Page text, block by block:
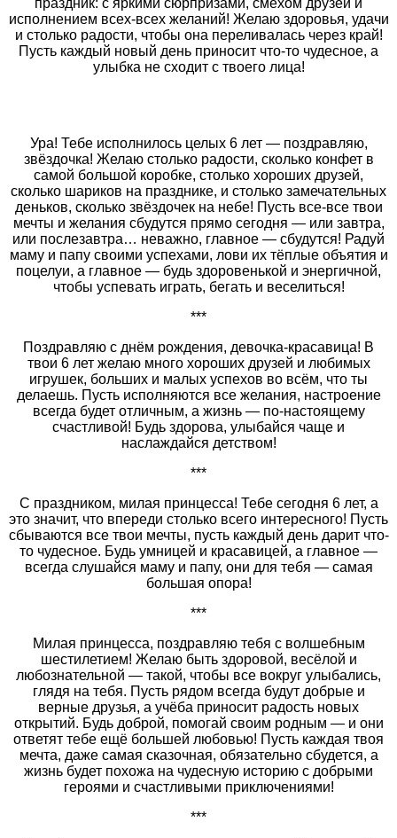
исполнением всех-всех желаний! Желаю здоровья, удачи
и столько радости, чтобы она переливалась через край!
Пусть каждый новый день приносит что‑то чудесное, а
улыбка не сходит с твоего лица!
Ура! Тебе исполнилось целых 6 лет — поздравляю,
звёздочка! Желаю столько радости, сколько конфет в
самой большой коробке, столько хороших друзей,
сколько шариков на празднике, и столько замечательных
деньков, сколько звёздочек на небе! Пусть все-все твои
мечты и желания сбудутся прямо сегодня — или завтра,
или послезавтра… неважно, главное — сбудутся! Радуй
маму и папу своими успехами, лови их тёплые объятия и
поцелуи, а главное — будь здоровенькой и энергичной,
чтобы успевать играть, бегать и веселиться!
***
Поздравляю с днём рождения, девочка-красавица! В
твои 6 лет желаю много хороших друзей и любимых
игрушек, больших и малых успехов во всём, что ты
делаешь. Пусть исполняются все желания, настроение
всегда будет отличным, а жизнь — по-настоящему
счастливой! Будь здорова, улыбайся чаще и
наслаждайся детством!
***
С праздником, милая принцесса! Тебе сегодня 6 лет, а
это значит, что впереди столько всего интересного! Пусть
сбываются все твои мечты, пусть каждый день дарит что-
то чудесное. Будь умницей и красавицей, а главное —
всегда слушайся маму и папу, они для тебя — самая
большая опора!
***
Милая принцесса, поздравляю тебя с волшебным
шестилетием! Желаю быть здоровой, весёлой и
любознательной — такой, чтобы все вокруг улыбались,
глядя на тебя. Пусть рядом всегда будут добрые и
верные друзья, а учёба приносит радость новых
открытий. Будь доброй, помогай своим родным — и они
ответят тебе ещё большей любовью! Пусть каждая твоя
мечта, даже самая сказочная, обязательно сбудется, а
жизнь будет похожа на чудесную историю с добрыми
героями и счастливыми приключениями!
***